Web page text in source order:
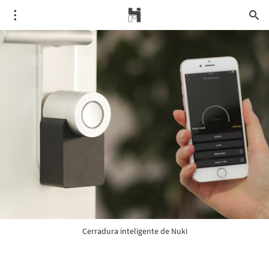
Cerradura inteligente de Nuki